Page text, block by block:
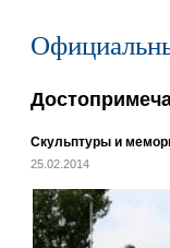
Скульптуры и
25.02.2014